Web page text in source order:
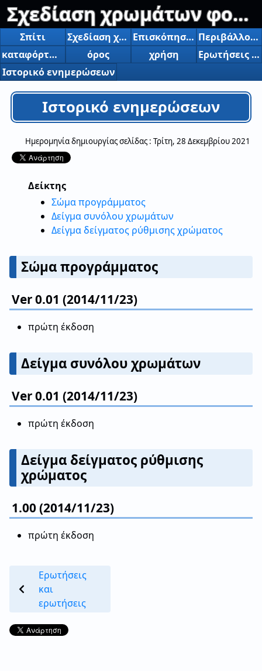
Σχεδίαση χρωμάτων φορμών των Windows
Σπίτι Σχεδίαση χρωμάτων φορμών των Windows Επισκόπηση και λειτουργίες
Περιβάλλον λειτουργίας
καταφόρτωση
όρος χρήση
Ερωτήσεις και ερωτήσεις
Ιστορικό ενημερώσεων
Ιστορικό ενημερώσεων
Ημερομηνία δημιουργίας σελίδας : Τρίτη, 28 Δεκεμβρίου 2021
Δείκτης
Σώμα προγράμματος
Δείγμα συνόλου χρωμάτων
Δείγμα δείγματος ρύθμισης χρώματος
Σώμα προγράμματος
Ver 0.01 (2014/11/23)
πρώτη έκδοση
Δείγμα συνόλου χρωμάτων
Ver 0.01 (2014/11/23)
πρώτη έκδοση
Δείγμα δείγματος ρύθμισης
χρώματος
1.00 (2014/11/23)
πρώτη έκδοση
Ερωτήσεις
και
ερωτήσεις